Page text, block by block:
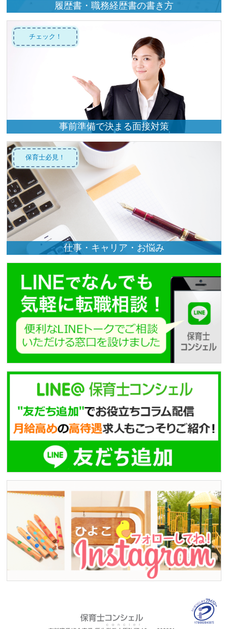
履歴書・職務経歴書の書き方
チェック！
事前準備で決まる面接対策
保育士必見！
仕事・キャリア・お悩み